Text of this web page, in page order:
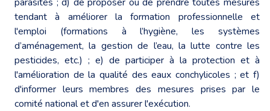
tendant à améliorer la formation professionnelle et
l'emploi (formations à l’hygiène, les systèmes
d’aménagement, la gestion de l’eau, la lutte contre les
pesticides, etc.) ; e) de participer à la protection et à
l'amélioration de la qualité des eaux conchylicoles ; et f)
d'informer leurs membres des mesures prises par le
comité national et d'en assurer l'exécution.